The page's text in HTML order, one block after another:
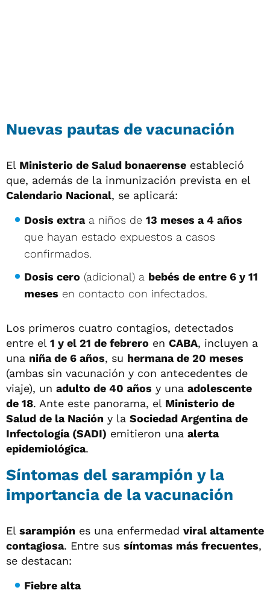
Nuevas pautas de vacunación
El Ministerio de Salud bonaerense estableció
que, además de la inmunización prevista en el
Calendario Nacional, se aplicará:
Dosis extraa niños de 13 meses a 4 años
que hayan estado expuestos a casos
confirmados.
Dosis cero (adicional) a bebés de entre 6 y 11
meses en contacto con infectados.
Los primeros cuatro contagios, detectados
entre el 1 y el 21 de febrero en CABA, incluyen a
una niña de 6 años, su hermana de 20 meses
(ambas sin vacunación y con antecedentes de
viaje), un adulto de 40 años y una adolescente
de 18. Ante este panorama, el Ministerio de
Salud de la Nación y la Sociedad Argentina de
Infectología (SADI) emitieron una alerta
epidemiológica.
Síntomas del sarampión y la
importancia de la vacunación
El sarampión es una enfermedad viral altamente
contagiosa. Entre sus síntomas más frecuentes,
se destacan:
Fiebre alta